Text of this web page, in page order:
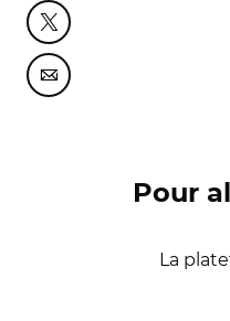
Partager cette page
Partager cette page
Pour
La